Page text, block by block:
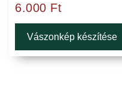
6.000 Ft
Vászonkép készítése